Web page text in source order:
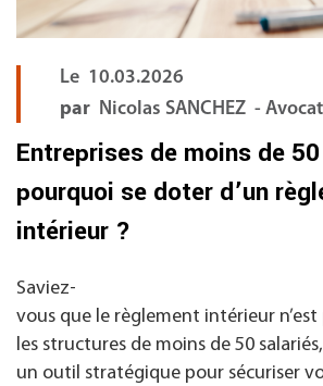
Le 10.03.2026
par Nicolas SANCHEZ -
Entreprises de moins de
pourquoi se doter d’un
intérieur ?
Saviez-
vous que le règlement intérieur
les structures de moins de 50
un outil stratégique pour sécuriser